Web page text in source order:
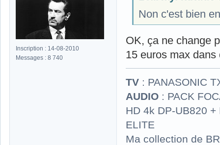
Inscription : 14-08-2010
Messages : 8 740
Non c'est bien
OK, ça ne change
15 euros max
TV : PANASONIC
AUDIO : PACK
HD 4k DP-UB820
ELITE
Ma collection de